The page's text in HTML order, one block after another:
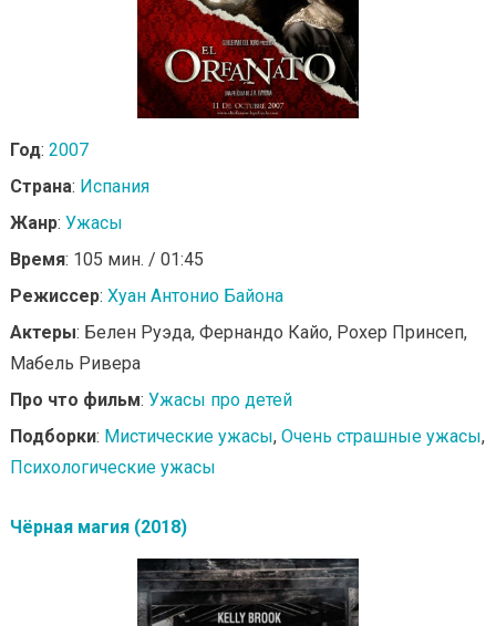
Год: 2007
Страна: Испания
Жанр: Ужасы
Время: 105 мин. / 01:45
Режиссер: Хуан Антонио Байона
Актеры: Белен Руэда, Фернандо Кайо, Рохер Принсеп,
Мабель Ривера
Про что фильм: Ужасы про детей
Подборки: Мистические ужасы, Очень страшные ужасы,
Психологические ужасы
Чёрная магия (2018)